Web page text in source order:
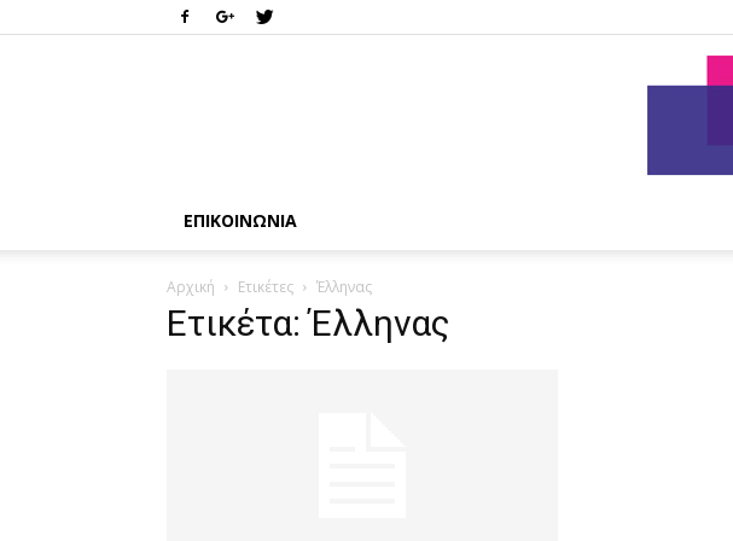
ΕΠΙΚΟΙΝΩΝΊΑ
Αρχική Ετικέτες Έλληνας
Ετικέτα: Έλληνας